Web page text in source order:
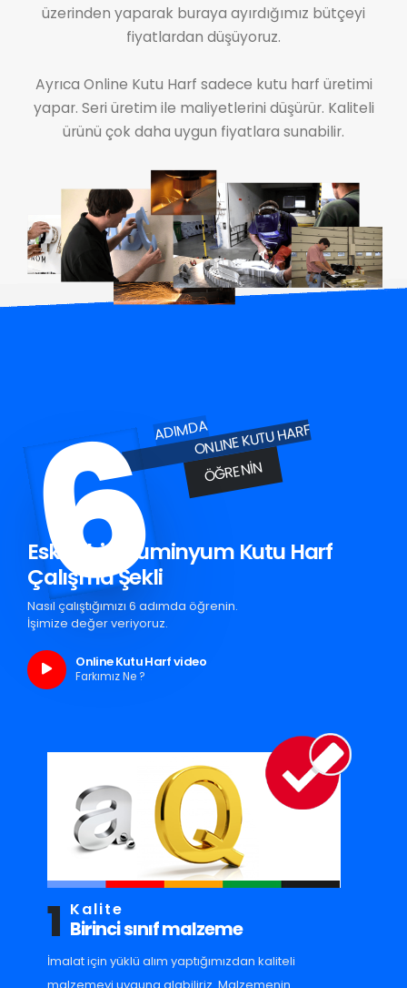
üzerinden yaparak buraya ayırdığımız bütçeyi
fiyatlardan düşüyoruz.
Ayrıca Online Kutu Harf sadece kutu harf üretimi
yapar. Seri üretim ile maliyetlerini düşürür. Kaliteli
ürünü çok daha uygun fiyatlara sunabilir.
6ADIMDAONLINE KUTU HARF
ÖĞRENIN
Eskişehir Aluminyum Kutu Harf
Çalışma Şekli
Nasıl çalıştığımızı 6 adımda öğrenin.
İşimize değer veriyoruz.
Online Kutu Harf video
Farkımız Ne ?
1 Kalite
Birinci sınıf malzeme
İmalat için yüklü alım yaptığımızdan kaliteli